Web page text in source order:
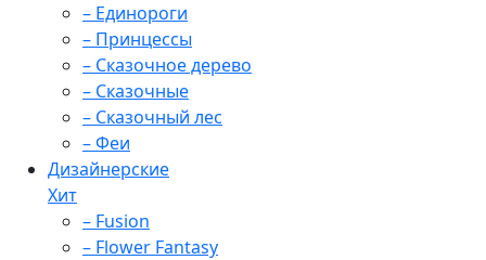
– Единороги
– Принцессы
– Сказочное дерево
– Сказочные
– Сказочный лес
– Феи
Дизайнерские
Хит
– Fusion
– Flower Fantasy